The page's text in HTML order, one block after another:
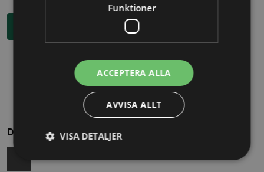
Dela
Funktioner
ACCEPTERA ALLA
AVVISA ALLT
VISA DETALJER